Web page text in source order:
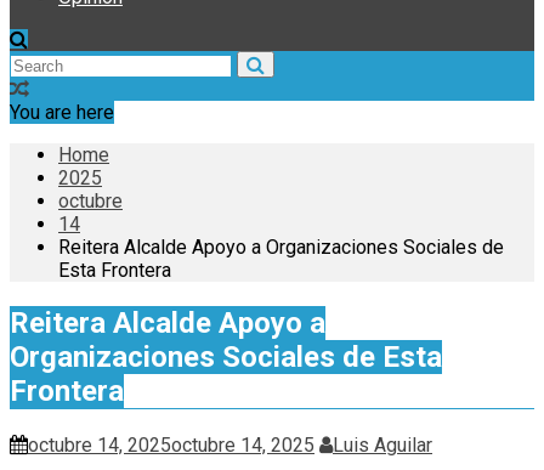
You are here
Home
2025
octubre
14
Reitera Alcalde Apoyo a Organizaciones Sociales de
Esta Frontera
Reitera Alcalde Apoyo a
Organizaciones Sociales de Esta
Frontera
octubre 14, 2025octubre 14, 2025 Luis Aguilar